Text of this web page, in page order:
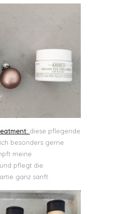
diese pflegende
besonders gerne
meine
pflegt die
ganz sanft.